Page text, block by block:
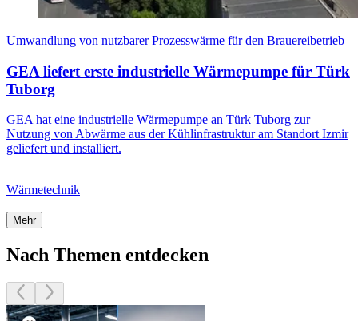
Umwandlung von nutzbarer Prozesswärme für den Brauereibetrieb
GEA liefert erste industrielle Wärmepumpe für Türk
Tuborg
GEA hat eine industrielle Wärmepumpe an Türk Tuborg zur
Nutzung von Abwärme aus der Kühlinfrastruktur am Standort Izmir
geliefert und installiert.
Wärmetechnik
Mehr
Nach Themen entdecken